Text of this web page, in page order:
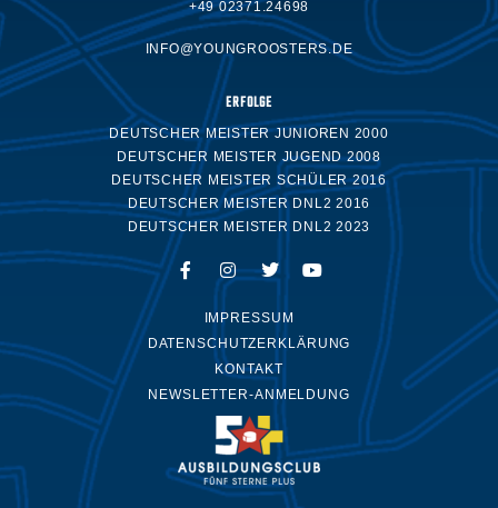
+49 02371.24698
INFO@YOUNGROOSTERS.DE
ERFOLGE
DEUTSCHER MEISTER JUNIOREN 2000
DEUTSCHER MEISTER JUGEND 2008
DEUTSCHER MEISTER SCHÜLER 2016
DEUTSCHER MEISTER DNL2 2016
DEUTSCHER MEISTER DNL2 2023
IMPRESSUM
DATENSCHUTZERKLÄRUNG
KONTAKT
NEWSLETTER-ANMELDUNG